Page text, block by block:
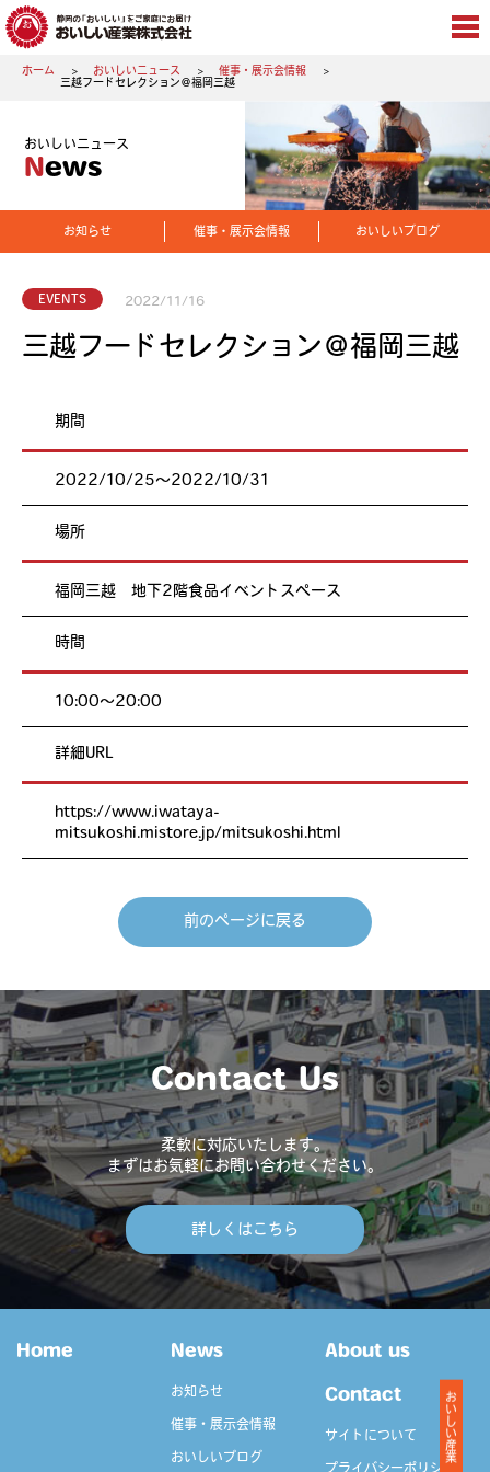
ホーム おいしいニュース
催事・展示会情報
三越フードセレクション＠福岡三越
おいしいニュース
News
お知らせ 催事・展示会情報 おいしいブログ
EVENTS 2022/11/16
三越フードセレクション＠福岡三越
期間
2022/10/25〜2022/10/31
場所
福岡三越 地下2階食品イベントスペース
時間
10:00～20:00
詳細URL
https://www.iwataya-
mitsukoshi.mistore.jp/mitsukoshi.html
前のページに戻る
Contact Us
柔軟に対応いたします。
まずはお気軽にお問い合わせください。
詳しくはこちら
Home News
お知らせ
催事・展示会情報
おいしいブログ
About us
Contact
サイトについて おいしい産業